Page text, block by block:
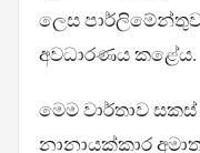
ලෙස
අවධාරණය කළේය.
මෙම වාර්තාව
නානායක්කාර